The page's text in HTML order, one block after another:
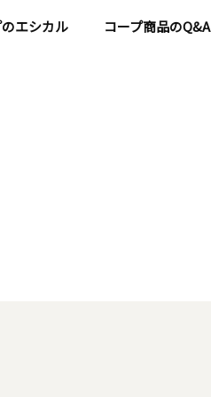
エシカル コープ商品のQ&A